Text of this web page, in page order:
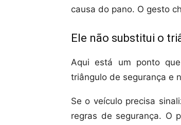
causa do pano. O gesto
Ele não substitui o
Aqui está um ponto
triângulo de segurança e
Se o veículo precisa
regras de segurança. O